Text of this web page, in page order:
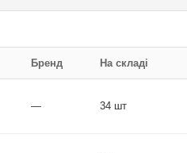
Бренд На складі
— 34 шт